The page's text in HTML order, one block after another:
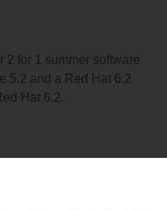
2 for 1 summer software
5.2 and a Red Hat 6.2
Hat 6.2.